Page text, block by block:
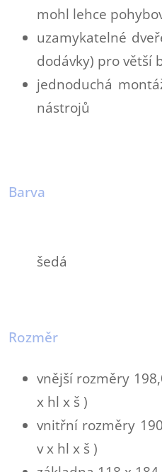
mohl lehce
uzamykatelné
dodávky) pro větší
jednoduchá
nástrojů
Barva
šedá
Rozměr
vnější rozměry
x hl x š )
vnitřní rozměry
v x hl x š )